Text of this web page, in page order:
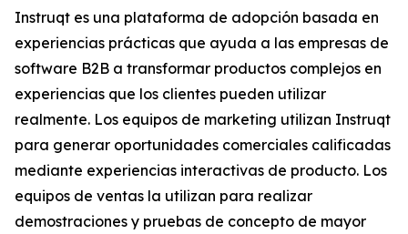
Instruqt es una plataforma de adopción basada en
experiencias prácticas que ayuda a las empresas de
software B2B a transformar productos complejos en
experiencias que los clientes pueden utilizar
realmente. Los equipos de marketing utilizan Instruqt
para generar oportunidades comerciales calificadas
mediante experiencias interactivas de producto. Los
equipos de ventas la utilizan para realizar
demostraciones y pruebas de concepto de mayor